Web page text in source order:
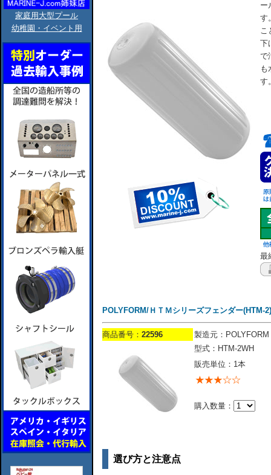
家庭用大型プール
幼稚園・イベント用
ー
す
こ
下
で
も
す
最
POLYFORM/ＨＴＭシリーズフェンダー(HTM-
商品番号： 22596
製造元：POLYFORM
型式：HTM-2WH
販売単位：1本
購入数量：
選び方と注意点